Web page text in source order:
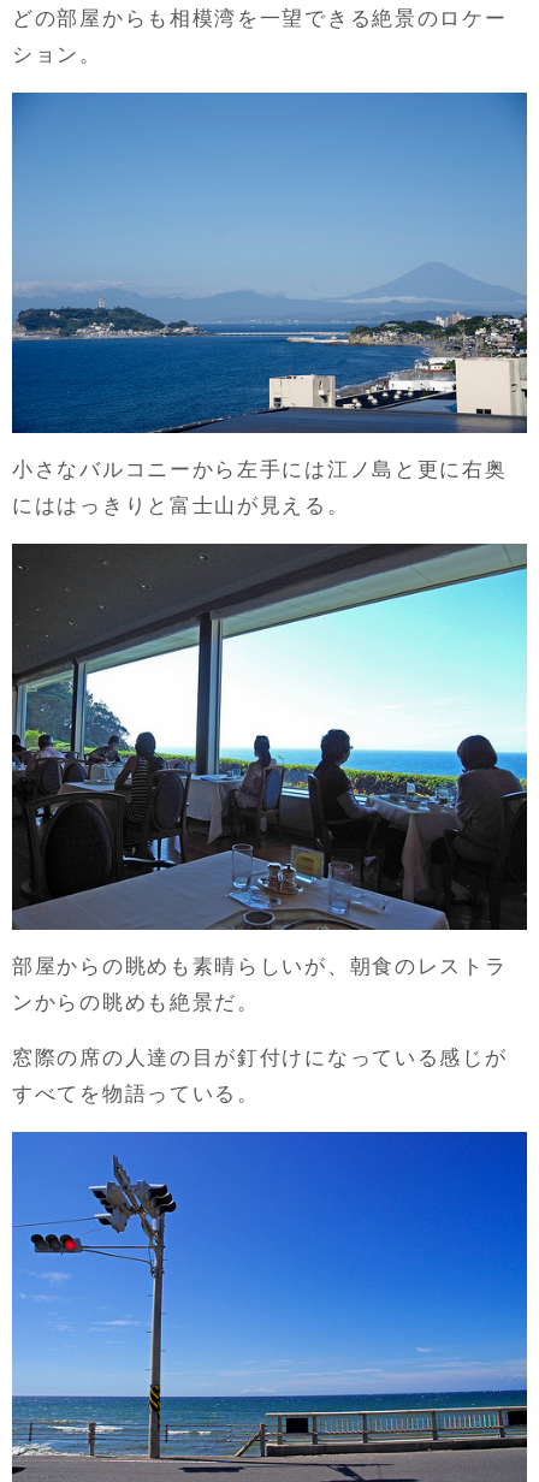
どの部屋からも相模湾を一望できる絶景のロケー
ション。
小さなバルコニーから左手には江ノ島と更に右奥
にははっきりと富士山が見える。
部屋からの眺めも素晴らしいが、朝食のレストラ
ンからの眺めも絶景だ。
窓際の席の人達の目が釘付けになっている感じが
すべてを物語っている。